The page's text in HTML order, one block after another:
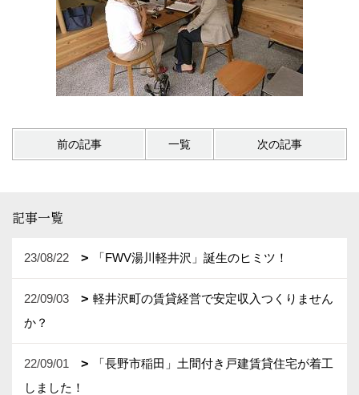
前の記事 一覧 次の記事
記事一覧
23/08/22 「FWV湯川軽井沢」誕生のヒミツ！
22/09/03
軽井沢町の賃貸経営で安定収入つくりません
か？
22/09/01
「長野市稲田」土間付き戸建賃貸住宅が着工
しました！